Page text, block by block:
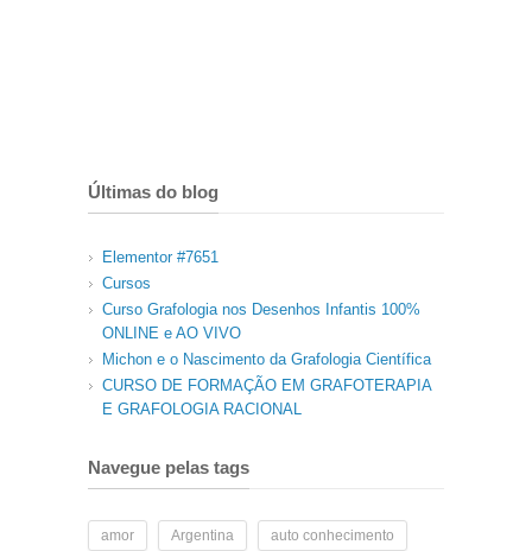
Últimas do blog
Elementor #7651
Cursos
Curso Grafologia nos Desenhos Infantis 100%
ONLINE e AO VIVO
Michon e o Nascimento da Grafologia Científica
CURSO DE FORMAÇÃO EM GRAFOTERAPIA
E GRAFOLOGIA RACIONAL
Navegue pelas tags
amor Argentina auto conhecimento